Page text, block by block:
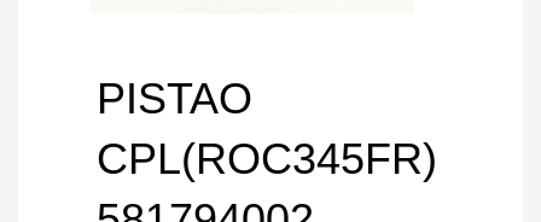
PISTAO
CPL(ROC345FR)